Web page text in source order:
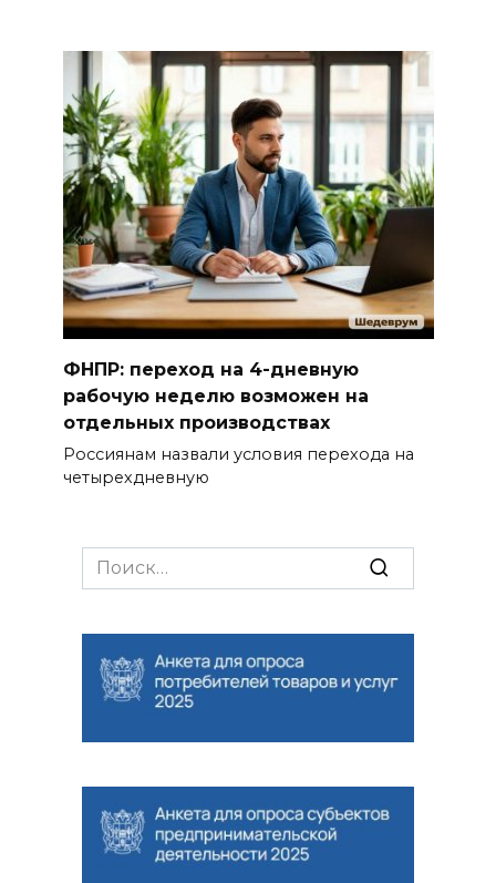
ФНПР: переход на 4-дневную
рабочую неделю возможен на
отдельных производствах
Россиянам назвали условия перехода на
четырехдневную
Search
for: